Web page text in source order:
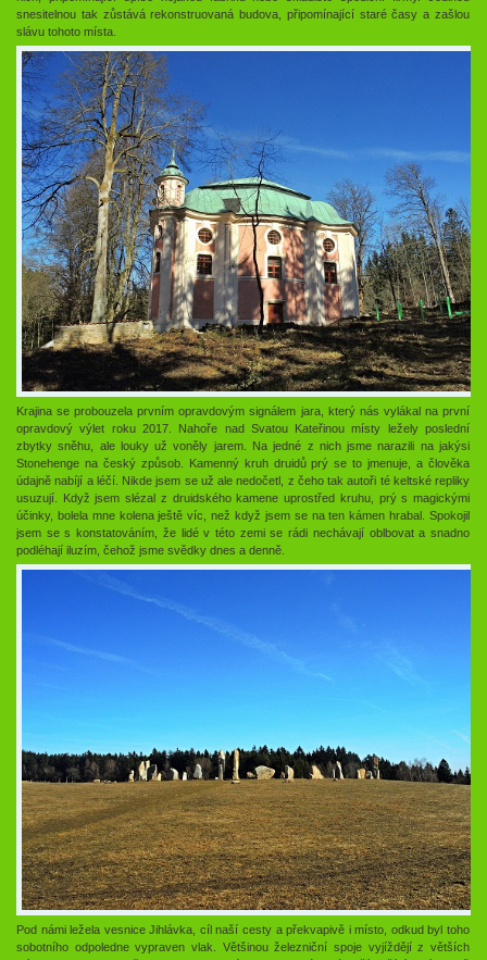
snesitelnou tak zůstává rekonstruovaná budova, připomínající staré časy a zašlou
slávu tohoto místa.
Krajina se probouzela prvním opravdovým signálem jara, který nás vylákal na první
opravdový výlet roku 2017. Nahoře nad Svatou Kateřinou místy ležely poslední
zbytky sněhu, ale louky už voněly jarem. Na jedné z nich jsme narazili na jakýsi
Stonehenge na český způsob. Kamenný kruh druidů prý se to jmenuje, a člověka
údajně nabíjí a léčí. Nikde jsem se už ale nedočetl, z čeho tak autoři té keltské repliky
usuzují. Když jsem slézal z druidského kamene uprostřed kruhu, prý s magickými
účinky, bolela mne kolena ještě víc, než když jsem se na ten kámen hrabal. Spokojil
jsem se s konstatováním, že lidé v této zemi se rádi nechávají oblbovat a snadno
podléhají iluzím, čehož jsme svědky dnes a denně.
Pod námi ležela vesnice Jihlávka, cíl naší cesty a překvapivě i místo, odkud byl toho
sobotního odpoledne vypraven vlak. Většinou železniční spoje vyjíždějí z větších